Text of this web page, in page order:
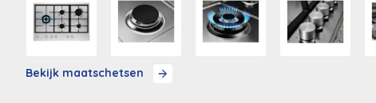
Bekijk maatschetsen